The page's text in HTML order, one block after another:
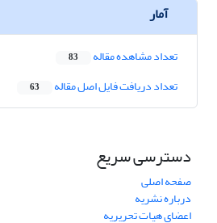
آمار
تعداد مشاهده مقاله 83
تعداد دریافت فایل اصل مقاله 63
دسترسی سریع
صفحه اصلی
درباره نشریه
اعضای هیات تحریریه